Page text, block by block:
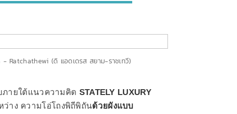
- Ratchathewi (ดิ แอดเดรส สยาม-ราชเทวี)
ายใต้แนวความคิด STATELY LUXURY
าง ความโอ่โถงพิถีพิถันด้วยผังแบบ